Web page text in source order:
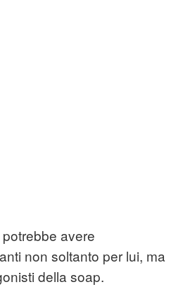
avere
non soltanto per lui, ma
della soap.